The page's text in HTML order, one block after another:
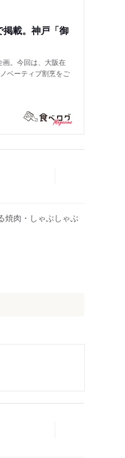
掲載。神戸「御
画。今回は、大阪在
ベーティブ割烹をご
焼肉・しゃぶしゃぶ